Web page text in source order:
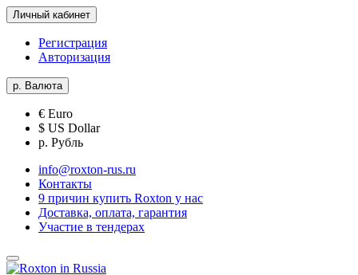
Личный кабинет
Регистрация
Авторизация
р. Валюта
€ Euro
$ US Dollar
р. Рубль
info@roxton-rus.ru
Контакты
9 причин купить Roxton у нас
Доставка, оплата, гарантия
Участие в тендерах